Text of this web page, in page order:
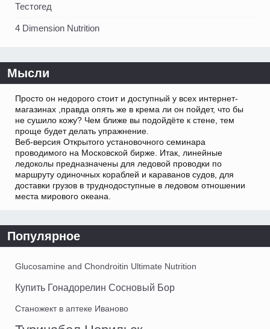
Тестогед
4 Dimension Nutrition
Мысли
Просто он недорого стоит и доступный у всех интернет-
магазинах ,правда опять же в крема ли он пойдет, что бы
не сушило кожу? Чем ближе вы подойдёте к стене, тем
проще будет делать упражнение.
Веб-версия Открытого установочного семинара
проводимого на Московской бирже. Итак, линейные
ледоколы предназначены для ледовой проводки по
маршруту одиночных кораблей и караванов судов, для
доставки грузов в труднодоступные в ледовом отношении
места мирового океана.
Популярное
Glucosamine and Chondroitin Ultimate Nutrition
Купить Гонадорелин Сосновый Бор
Станожект в аптеке Иваново